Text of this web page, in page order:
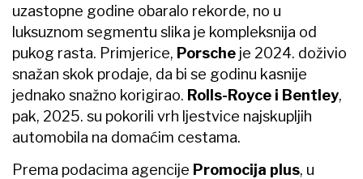
uzastopne godine obaralo rekorde, no u
luksuznom segmentu slika je kompleksnija od
pukog rasta. Primjerice, Porsche je 2024. doživio
snažan skok prodaje, da bi se godinu kasnije
jednako snažno korigirao. Rolls-Royce i Bentley,
pak, 2025. su pokorili vrh ljestvice najskupljih
automobila na domaćim cestama.
Prema podacima agencije Promocija plus, u